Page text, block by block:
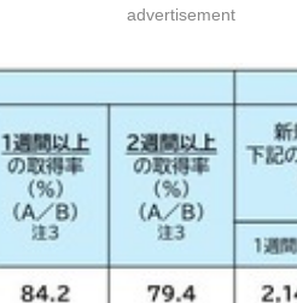
advertisement